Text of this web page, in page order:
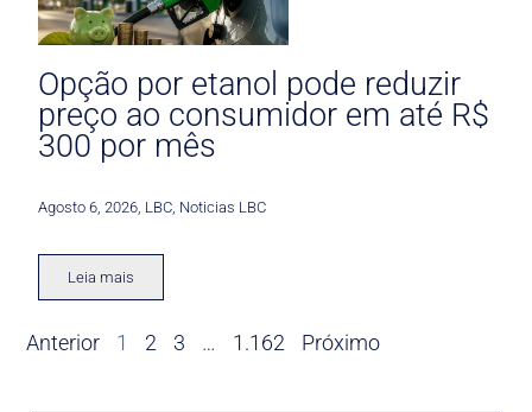
Opção por etanol pode reduzir
preço ao consumidor em até R$
300 por mês
Agosto 6, 2026 LBC Noticias LBC
Leia mais
Anterior 1 2 3 … 1.162 Próximo